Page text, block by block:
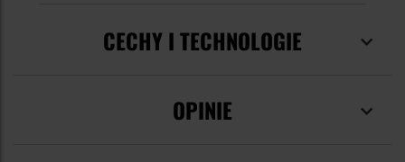
CECHY I TECHNOLOGIE
OPINIE